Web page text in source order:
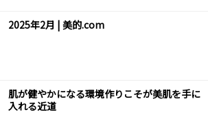
2025年2月 | 美的.com
肌が健やかになる環境作りこそが美肌を手に
入れる近道